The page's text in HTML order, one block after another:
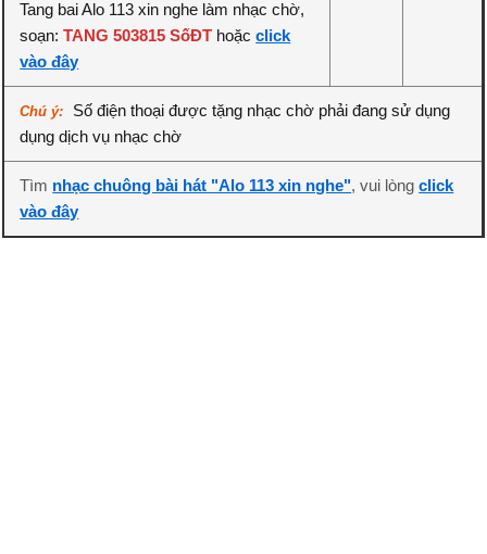
Tang bai Alo 113 xin nghe làm nhạc chờ,
soạn:TANG 503815 SốĐT hoặcclick
vào đây
Chú ý:
Số điện thoại được tặng nhạc chờ phải đang sử dụng
dụng dịch vụ nhạc chờ
Tìm nhạc chuông bài hát "Alo 113 xin nghe", vui lòngclick
vào đây